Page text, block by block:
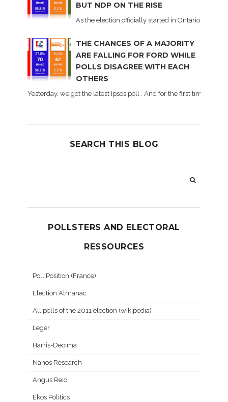
BUT NDP ON THE RISE
As the election officially started in Ontario, some
THE CHANCES OF A MAJORITY
ARE FALLING FOR FORD WHILE
POLLS DISAGREE WITH EACH
OTHERS
Yesterday, we got the latest Ipsos poll . And for the first time
SEARCH THIS BLOG
POLLSTERS AND ELECTORAL
RESSOURCES
Poll Position (France)
Election Almanac
All polls of the 2011 election (wikipedia)
Leger
Harris-Decima
Nanos Research
Angus Reid
Ekos Politics